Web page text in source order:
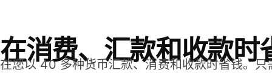
在消费、汇款和收款时
在您以 40 多种货币汇款、消费和收款时省钱。